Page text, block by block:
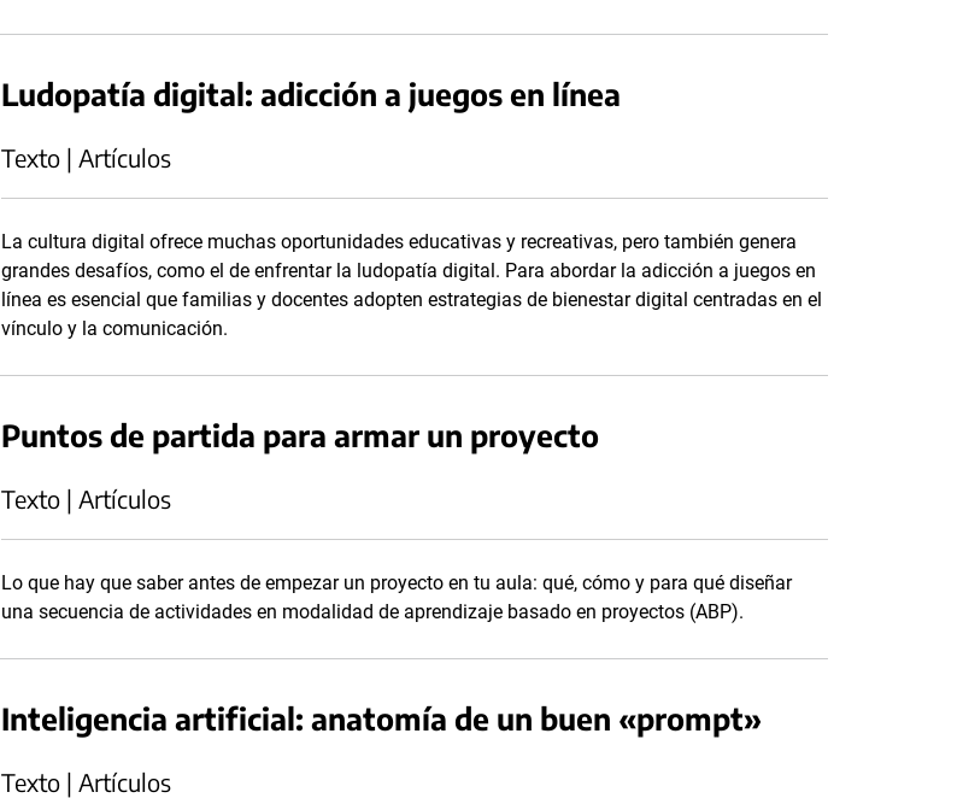
Ludopatía digital: adicción a juegos en línea
Texto | Artículos
La cultura digital ofrece muchas oportunidades educativas y recreativas, pero también genera
grandes desafíos, como el de enfrentar la ludopatía digital. Para abordar la adicción a juegos en
línea es esencial que familias y docentes adopten estrategias de bienestar digital centradas en el
vínculo y la comunicación.
Puntos de partida para armar un proyecto
Texto | Artículos
Lo que hay que saber antes de empezar un proyecto en tu aula: qué, cómo y para qué diseñar
una secuencia de actividades en modalidad de aprendizaje basado en proyectos (ABP).
Inteligencia artificial: anatomía de un buen «prompt»
Texto | Artículos